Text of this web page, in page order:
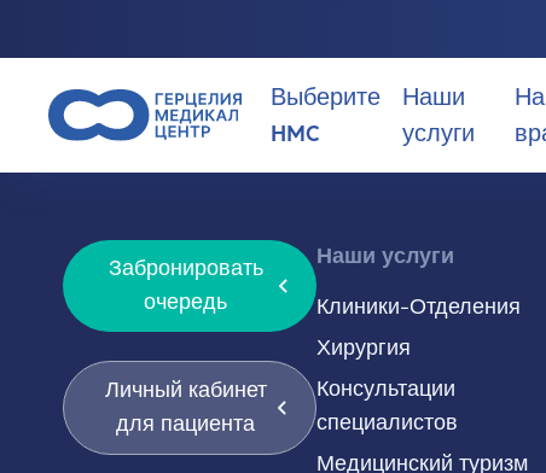
Выберите
HMC
Почему стоит выбрать HMC?
О нас
Наши
услуги
Забронировать
очередь
Личный кабинет
для пациента
Наши услуги
Клиники-Отделения
Хирургия
Консультации
специалистов
Медицинский туризм